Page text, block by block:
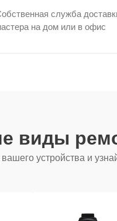
служба
на дом или в офис
виды
устройства и